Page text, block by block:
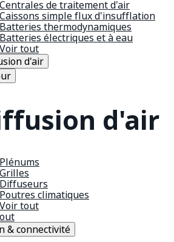
Centrales de traitement d'air
Caissons simple flux d'insufflation
Batteries thermodynamiques
Batteries électriques et à eau
Voir tout
d'air
d'air
Plénums
Grilles
Diffuseurs
Poutres climatiques
Voir tout
& connectivité